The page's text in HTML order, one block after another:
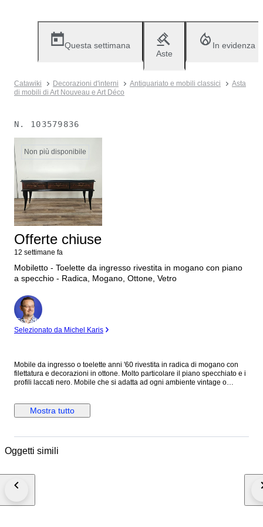
Questa settimana
Aste
In evidenza
Catawiki Decorazioni d'interni Antiquariato e mobili classici
Asta
di mobili di Art Nouveau e Art Déco
N. 103579836
Non più disponibile
Offerte chiuse
12 settimane fa
Mobiletto - Toelette da ingresso rivestita in mogano con piano
a specchio - Radica, Mogano, Ottone, Vetro
Esperto
Selezionato da Michel Karis
Mobile da ingresso o toelette anni '60 rivestita in radica di mogano con
filettatura e decorazioni in ottone. Molto particolare il piano specchiato e i
profili laccati nero. Mobile che si adatta ad ogni ambiente vintage o
Seguimi su Instagram: salottoviennese Spedizione tramite corriere
PROFESSIONALE. Il corriere consegna dal Lunedì al Venerdì a LATO
non verrà imballato, se l'acquirente manda un suo corriere verrà usato
richiesto il codice fiscale per l'emissione di regolare ricevuta fiscale, o i
Mostra tutto
Oggetti simili